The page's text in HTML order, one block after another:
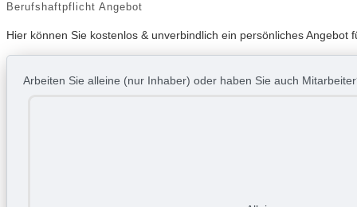
Berufshaftpflicht Angebot
Hier können Sie kostenlos & unverbindlich ein persönliches
Arbeiten Sie alleine (nur Inhaber) oder haben Sie auch